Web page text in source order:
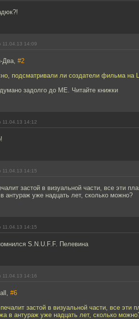
11.04.13 14:09
Два, #2
подсматривали ли создатели фильма
задолго до МЕ. Читайте книжки
11.04.13 14:12
11.04.13 14:15
застой в визуальной части, все эти
антураж уже надцать лет, сколько можно?
11.04.13 14:15
S.N.U.F.F. Пелевина
11.04.13 14:16
#6
застой в визуальной части, все эти
в антураж уже надцать лет, сколько